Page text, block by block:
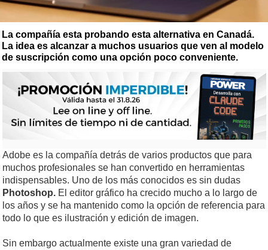
La compañía esta probando esta alternativa en Canadá.
La idea es alcanzar a muchos usuarios que ven al modelo
de suscripción como una opción poco conveniente.
Adobe es la compañía detrás de varios productos que para
muchos profesionales se han convertido en herramientas
indispensables. Uno de los más conocidos es sin dudas
Photoshop. El editor gráfico ha crecido mucho a lo largo de
los años y se ha mantenido como la opción de referencia para
todo lo que es ilustración y edición de imagen.
Sin embargo actualmente existe una gran variedad de